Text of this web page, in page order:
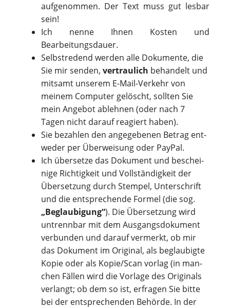
aufgenommen. Der Text muss gut lesbar
sein!
Ich nenne Ihnen Kosten und
Bearbeitungsdauer.
Selbstredend werden alle Dokumente, die
Sie mir senden, vertraulich behandelt und
mitsamt unserem E-Mail-Verkehr von
meinem Computer gelöscht, sollten Sie
mein Angebot ablehnen (oder nach 7
Tagen nicht darauf reagiert haben).
Sie bezah­len den ange­ge­be­nen Betrag ent­
we­der per Über­wei­sung oder Pay­Pal.
Ich über­setze das Dokument und beschei­
nige Rich­tig­keit und Voll­stän­dig­keit der
Über­set­zung durch Stem­pel, Unter­schrift
und die ent­spre­chen­de For­mel (die sog.
„Beglau­bi­gung“). Die Über­set­zung wird
untrenn­bar mit dem Aus­gangs­do­ku­ment
verbunden und dar­auf ver­merkt, ob mir
das Doku­ment im Ori­gi­nal, als beglau­bigte
Kopie oder als Kopie/Scan vor­lag (in man­
chen Fäl­len wird die Vor­lage des Ori­gi­nals
ver­langt; ob dem so ist, erfra­gen Sie bitte
bei der ent­spre­chen­den Behörde. In der